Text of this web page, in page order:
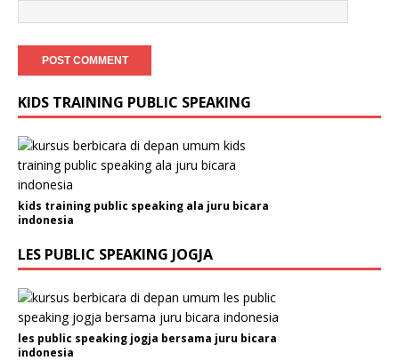
KIDS TRAINING PUBLIC SPEAKING
kids training public speaking ala juru bicara
indonesia
LES PUBLIC SPEAKING JOGJA
les public speaking jogja bersama juru bicara
indonesia